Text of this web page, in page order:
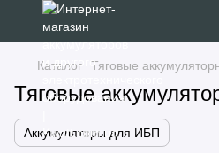
Каталог Тяговые
Тяговые
Аккумуляторы для ИБП